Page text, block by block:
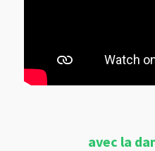
avec la